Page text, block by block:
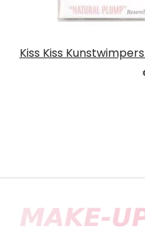
Kiss Kiss